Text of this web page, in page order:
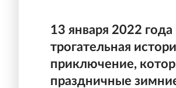
13 января 2022 года
трогательная
приключение,
праздничные